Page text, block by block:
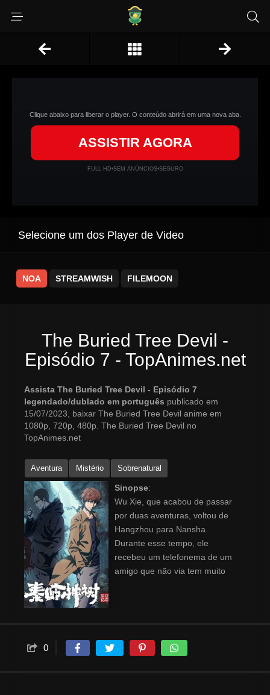
Clique abaixo para liberar o player. O conteúdo abrirá em uma nova aba.
ASSISTIR AGORA
FULL HD•SEM ANÚNCIOS•SEGURO
Selecione um dos Player de Video
NOA STREAMWISH FILEMOON
The Buried Tree Devil -
Episódio 7 - TopAnimes.net
Assista The Buried Tree Devil - Episódio 7
legendado/dublado em português publicado em
15/07/2023, baixar The Buried Tree Devil anime em
1080p, 720p, 480p. The Buried Tree Devil no
TopAnimes.net
Aventura Mistério Sobrenatural
Sinopse:
Wu Xie, que acabou de passar
por duas aventuras, voltou de
Hangzhou para Nansha.
Durante esse tempo, ele
recebeu um telefonema de um
amigo que não via tem muito
atrás, e o convidou a explorar as
antigas relíquias lá novamente.
0